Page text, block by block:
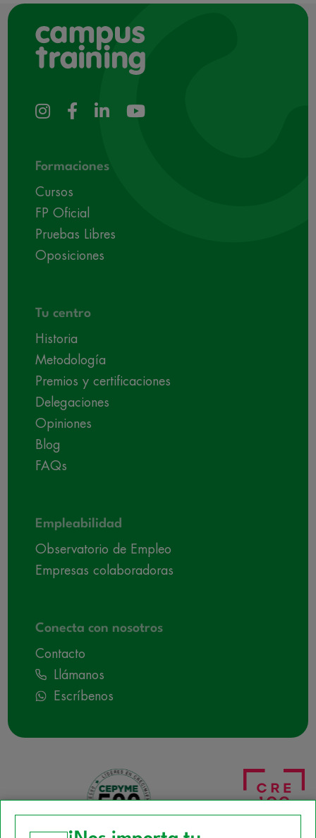
Formaciones
Cursos
FP Oficial
Pruebas Libres
Oposiciones
Tu centro
Historia
Metodología
Premios y certificaciones
Delegaciones
Opiniones
Blog
FAQs
Empleabilidad
Observatorio de Empleo
Empresas colaboradoras
Conecta con nosotros
Contacto
Llámanos
Escríbenos